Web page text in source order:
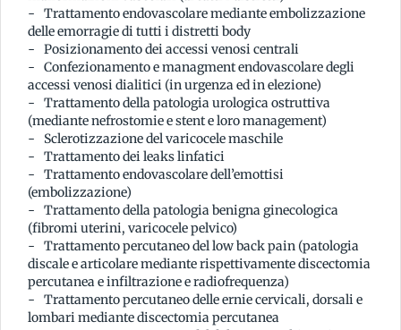
Trattamento endovascolare mediante embolizzazione
delle emorragie di tutti i distretti body
Posizionamento dei accessi venosi centrali
Confezionamento e managment endovascolare degli
accessi venosi dialitici (in urgenza ed in elezione)
Trattamento della patologia urologica ostruttiva
(mediante nefrostomie e stent e loro management)
Sclerotizzazione del varicocele maschile
Trattamento dei leaks linfatici
Trattamento endovascolare dell’emottisi
(embolizzazione)
Trattamento della patologia benigna ginecologica
(fibromi uterini, varicocele pelvico)
Trattamento percutaneo del low back pain (patologia
discale e articolare mediante rispettivamente discectomia
percutanea e infiltrazione e radiofrequenza)
Trattamento percutaneo delle ernie cervicali, dorsali e
lombari mediante discectomia percutanea